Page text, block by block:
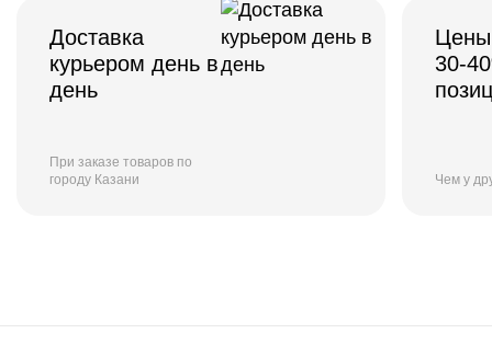
Доставка
курьером день в
день
При заказе товаров по
городу Казани
30-
Чем у